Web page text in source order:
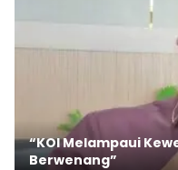
“KOI Melampaui
Berwenang”